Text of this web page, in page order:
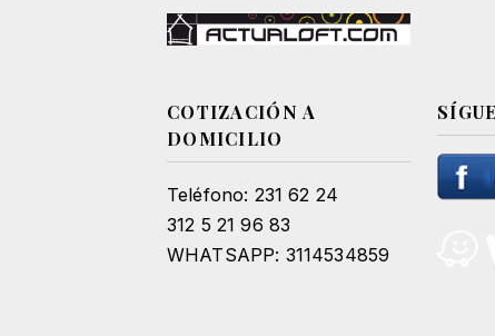
COTIZACIÓN A
DOMICILIO
Teléfono: 231 62 24
312 5 21 96 83
WHATSAPP: 3114534859